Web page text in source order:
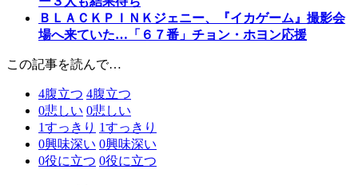
ＢＬＡＣＫＰＩＮＫジェニー、『イカゲーム』撮影会
場へ来ていた…「６７番」チョン・ホヨン応援
この記事を読んで…
4腹立つ 4腹立つ
0悲しい 0悲しい
1すっきり 1すっきり
0興味深い 0興味深い
0役に立つ 0役に立つ